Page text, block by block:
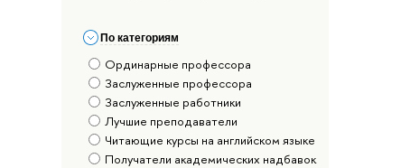
По категориям
Ординарные профессора
Заслуженные профессора
Заслуженные работники
Лучшие преподаватели
Читающие курсы на английском языке
Получатели академических надбавок